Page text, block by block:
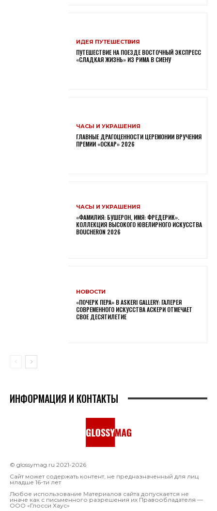
ИДЕЯ ПУТЕШЕСТВИЯ
ПУТЕШЕСТВИЕ НА ПОЕЗДЕ ВОСТОЧНЫЙ ЭКСПРЕСС
«СЛАДКАЯ ЖИЗНЬ» ИЗ РИМА В СИЕНУ
ЧАСЫ И УКРАШЕНИЯ
ГЛАВНЫЕ ДРАГОЦЕННОСТИ ЦЕРЕМОНИИ ВРУЧЕНИЯ
ПРЕМИИ «ОСКАР» 2026
ЧАСЫ И УКРАШЕНИЯ
«ФАМИЛИЯ: БУШЕРОН, ИМЯ: ФРЕДЕРИК».
КОЛЛЕКЦИЯ ВЫСОКОГО ЮВЕЛИРНОГО ИСКУССТВА
BOUCHERON 2026
НОВОСТИ
«ПОЧЕРК ПЕРА» В ASKERI GALLERY: ГАЛЕРЕЯ
СОВРЕМЕННОГО ИСКУССТВА АСКЕРИ ОТМЕЧАЕТ
СВОЕ ДЕСЯТИЛЕТИЕ
ИНФОРМАЦИЯ И КОНТАКТЫ
© glossymag.ru 2021-2026
Сайт может содержать контент, не предназначенный для лиц
младше 16-ти лет
Любое использование Материалов сайта допускается не
иначе как с письменного разрешения их Правообладателя —
OOO «Глосси Хаус»